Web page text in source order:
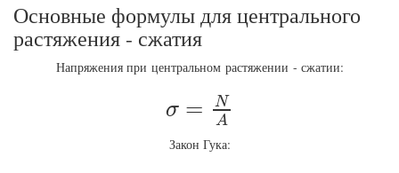
Основные формулы для центрального
растяжения - сжатия
Напряжения при центральном растяжении - сжатии:
σ =
N
A
A
Закон Гука: